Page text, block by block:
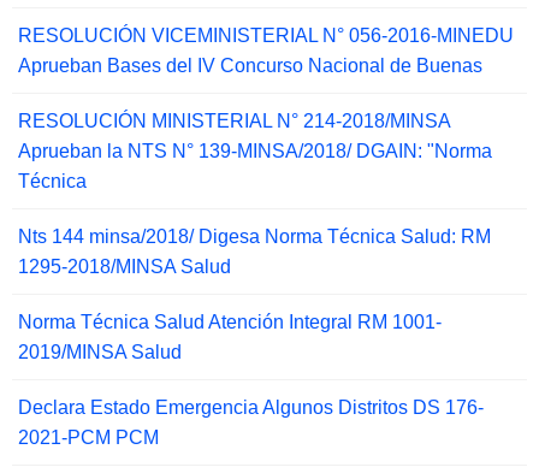
RESOLUCIÓN VICEMINISTERIAL N° 056-2016-MINEDU
Aprueban Bases del IV Concurso Nacional de Buenas
RESOLUCIÓN MINISTERIAL N° 214-2018/MINSA
Aprueban la NTS N° 139-MINSA/2018/ DGAIN: "Norma
Técnica
Nts 144 minsa/2018/ Digesa Norma Técnica Salud: RM
1295-2018/MINSA Salud
Norma Técnica Salud Atención Integral RM 1001-
2019/MINSA Salud
Declara Estado Emergencia Algunos Distritos DS 176-
2021-PCM PCM